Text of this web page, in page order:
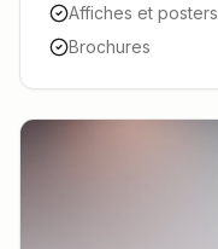
Affiches et posters
Brochures